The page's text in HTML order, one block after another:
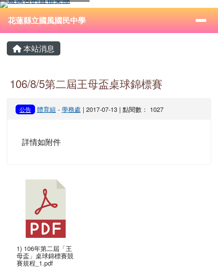
跳至主內容區
花蓮縣立國風國民中學
⏸
導覽列
花蓮縣立國風國民中學
主內容區域
本站消息
106/8/5第二屆王母盃桌球錦標賽
公告 體育組 - 學務處 | 2017-07-13 | 點閱數： 1027
詳情如附件
1) 106年第二屆「王
母盃」桌球錦標賽競
賽規程_1.pdf
頁尾區域